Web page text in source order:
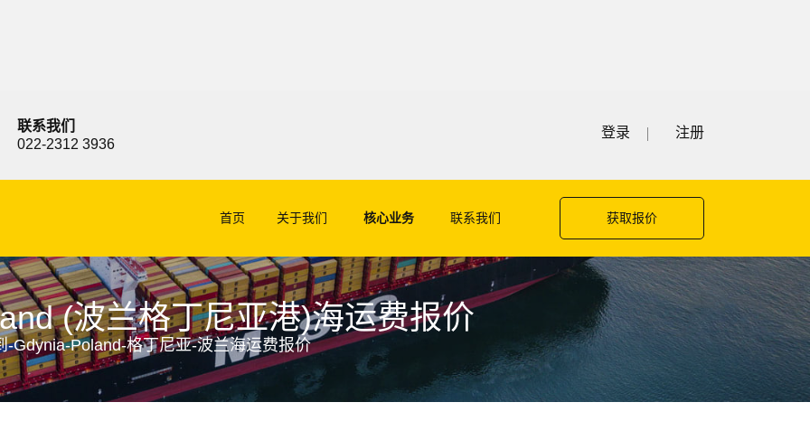
联系我们
022-2312 3936
登录 注册
首页 关于我们 核心业务 联系我们 获取报价
(波兰格丁尼亚港)海运费报价
-Gdynia-Poland-格丁尼亚-波兰海运费报价